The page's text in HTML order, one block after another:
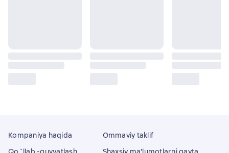
Kompaniya haqida
Ommaviy taklif